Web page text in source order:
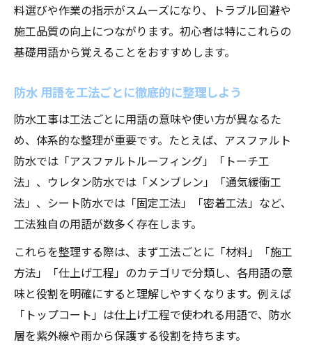
料選びや作業の指示がスムーズになり、トラブル回避や
施工品質の向上につながります。初心者は特にこれらの
基礎用語から覚えることをおすすめします。
防水 用語を工法ごとに徹底的に整理しよう
防水工事は工法ごとに用語の意味や使い方が異なるた
め、体系的な整理が重要です。たとえば、アスファルト
防水では「アスファルトルーフィング」「トーチ工
法」、ウレタン防水では「メンブレン」「通気緩衝工
法」、シート防水では「固定工法」「密着工法」など、
工法独自の用語が数多く存在します。
これらを整理する際は、まず工法ごとに「材料」「施工
方法」「仕上げ工程」のカテゴリで分類し、各用語の意
味と役割を明確にすると理解しやすくなります。例えば
「トップコート」は仕上げ工程で使われる用語で、防水
層を紫外線や雨から保護する役割を持ちます。